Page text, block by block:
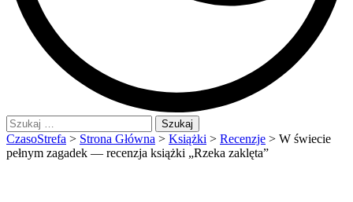
Szukaj:
CzasoStrefa > Strona Główna > Książki > Recenzje > W świecie
pełnym zagadek — recenzja książki „Rzeka zaklęta”